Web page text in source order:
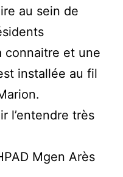
au sein de
connaitre et une
installée au fil
l’entendre très
Mgen Arès